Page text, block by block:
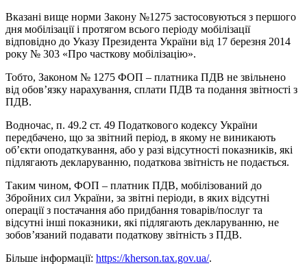
Вказані вище норми Закону №1275 застосовуються з першого
дня мобілізації і протягом всього періоду мобілізації
відповідно до Указу Президента України від 17 березня 2014
року № 303 «Про часткову мобілізацію».
Тобто, Законом № 1275 ФОП – платника ПДВ не звільнено
від обов’язку нарахування, сплати ПДВ та подання звітності з
ПДВ.
Водночас, п. 49.2 ст. 49 Податкового кодексу України
передбачено, що за звітний період, в якому не виникають
об’єкти оподаткування, або у разі відсутності показників, які
підлягають декларуванню, податкова звітність не подається.
Таким чином, ФОП – платник ПДВ, мобілізований до
Збройних сил України, за звітні періоди, в яких відсутні
операції з постачання або придбання товарів/послуг та
відсутні інші показники, які підлягають декларуванню, не
зобов’язаний подавати податкову звітність з ПДВ.
Більше інформації: https://kherson.tax.gov.ua/.